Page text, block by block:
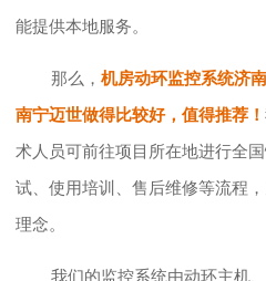
能提供本地服务。
那么， 机房动环监控系统济
南宁迈世做得比较好，值得推荐！
术人员可前往项目所在地进行全
试、使用培训、售后维修等流程
理念。
我们的监控系统由动环主机